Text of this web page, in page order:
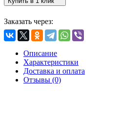
Заказать через:
Описание
Характеристики
Доставка и оплата
Отзывы (0)